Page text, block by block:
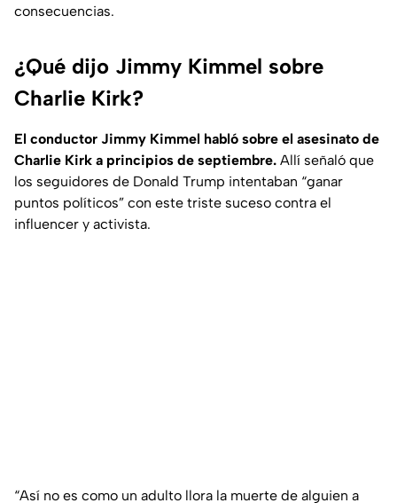
consecuencias.
¿Qué dijo Jimmy Kimmel sobre
Charlie Kirk?
El conductor Jimmy Kimmel habló sobre el asesinato de
Charlie Kirk a principios de septiembre. Allí señaló que
los seguidores de Donald Trump intentaban “ganar
puntos políticos” con este triste suceso contra el
influencer y activista.
“Así no es como un adulto llora la muerte de alguien a